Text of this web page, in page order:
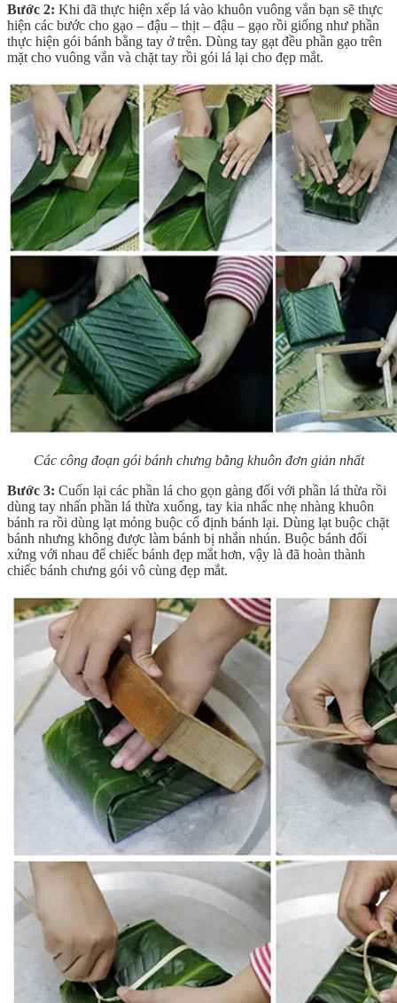
Bước 2: Khi đã thực hiện xếp lá vào khuôn vuông vắn bạn sẽ thực
hiện các bước cho gạo – đậu – thịt – đậu – gạo rồi giống như phần
thực hiện gói bánh bằng tay ở trên. Dùng tay gạt đều phần gạo trên
mặt cho vuông vắn và chặt tay rồi gói lá lại cho đẹp mắt.
Các công đoạn gói bánh chưng bằng khuôn đơn giản nhất
Bước 3: Cuốn lại các phần lá cho gọn gàng đối với phần lá thừa rồi
dùng tay nhấn phần lá thừa xuống, tay kia nhấc nhẹ nhàng khuôn
bánh ra rồi dùng lạt mỏng buộc cố định bánh lại. Dùng lạt buộc chặt
bánh nhưng không được làm bánh bị nhắn nhún. Buộc bánh đối
xứng với nhau để chiếc bánh đẹp mắt hơn, vậy là đã hoàn thành
chiếc bánh chưng gói vô cùng đẹp mắt.